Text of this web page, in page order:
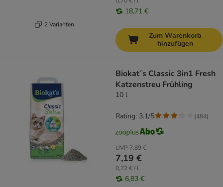
2 Varianten
18,71 €
Zum Warenkorb
hinzufügen
Biokat´s Classic 3in1 Fresh
Katzenstreu Frühling
10 l
UVP 7,89 €
7,19 €
0,72 € / l
6,83 €
Rating: 3.1/5 (484)